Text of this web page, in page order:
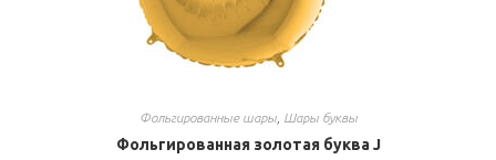
Фольгированные шары, Шары буквы
Фольгированная золотая буква J